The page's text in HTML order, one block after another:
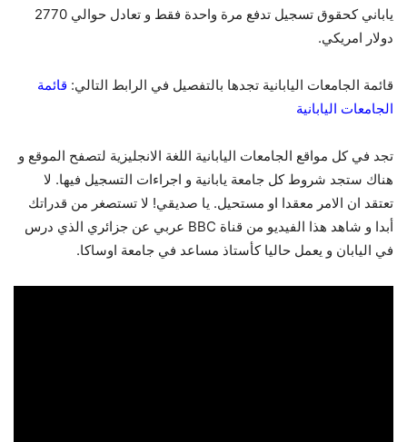
ياباني كحقوق تسجيل تدفع مرة واحدة فقط و تعادل حوالي 2770
دولار امريكي.
قائمة الجامعات اليابانية تجدها بالتفصيل في الرابط التالي: قائمة
الجامعات اليابانية
تجد في كل مواقع الجامعات اليابانية اللغة الانجليزية لتصفح الموقع و
هناك ستجد شروط كل جامعة يابانية و اجراءات التسجيل فيها. لا
تعتقد ان الامر معقدا او مستحيل. يا صديقي! لا تستصغر من قدراتك
أبدا و شاهد هذا الفيديو من قناة BBC عربي عن جزائري الذي درس
في اليابان و يعمل حاليا كأستاذ مساعد في جامعة اوساكا.